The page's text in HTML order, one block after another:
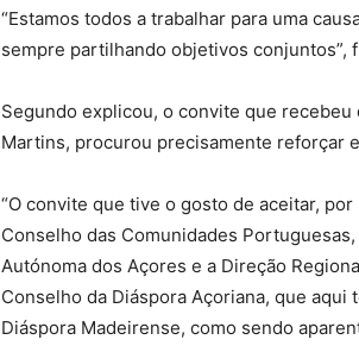
“Estamos todos a trabalhar para uma
sempre partilhando objetivos conjuntos”,
Segundo explicou, o convite que
Martins, procurou precisamente reforçar
“O convite que tive o gosto de aceitar,
Conselho das Comunidades
Autónoma dos Açores e a Direção
Conselho da Diáspora Açoriana, que
Diáspora Madeirense, como sendo